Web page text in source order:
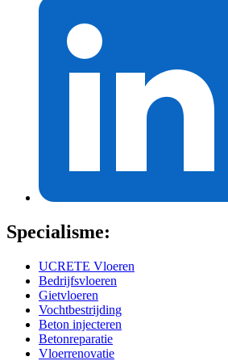
Specialisme:
UCRETE Vloeren
Bedrijfsvloeren
Gietvloeren
Vochtbestrijding
Beton injecteren
Betonreparatie
Vloerrenovatie